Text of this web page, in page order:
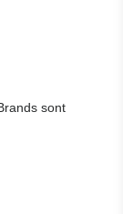
sont